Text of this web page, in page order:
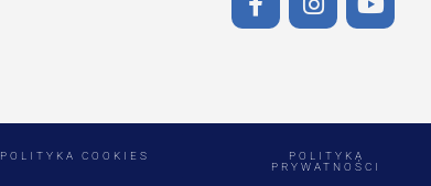
POLITYKA COOKIES
POLITYKA
PRYWATNOŚCI